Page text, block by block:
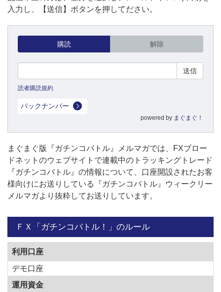
入力し、【送信】ボタンを押してださい。
購読 解除
読者購読規約
バックナンバー
powered by まぐまぐ！
まぐまぐ版『ガチンコバトル』メルマガでは、FXブロー
ドネットのウェブサイトで連載中のトラッキングトレード
『ガチンコバトル』の情報について、口座開設されたお客
様向けにお送りしている『ガチンコバトル』ウィークリー
メルマガより抜粋してお送りしています。
ＦＸ「ガチンコバトル！」のルール
利用口座
デモ口座
運用資金